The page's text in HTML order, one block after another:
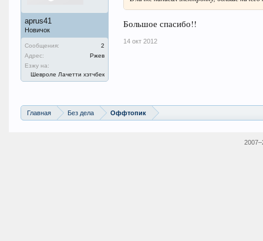
aprus41
Новичок
Сообщения:
2
Адрес:
Ржев
Езжу на:
Шевроле Лачетти хэтчбек
Большое спасибо!!
14 окт 2012
Главная Без дела Оффтопик
2007–